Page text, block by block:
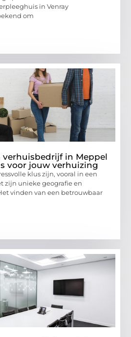
in Venray
om
verhuisbedrijf in Meppel
voor jouw verhuizing
klus zijn, vooral in een
zijn unieke geografie en
vinden van een betrouwbaar